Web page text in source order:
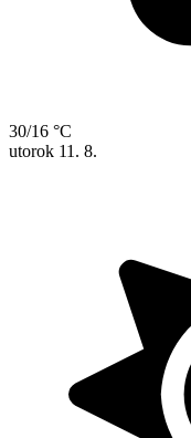
30/16 °C
utorok 11. 8.